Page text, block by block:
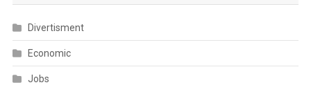
Divertisment
Economic
Jobs